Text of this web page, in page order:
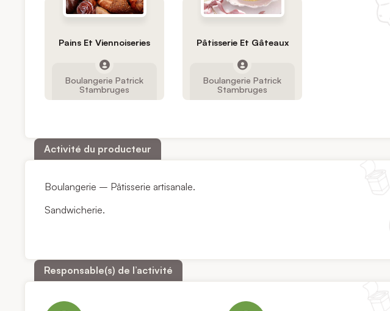
Pains Et Viennoiseries
Boulangerie Patrick
Stambruges
Pâtisserie Et Gâteaux
Boulangerie Patrick
Stambruges
Activité du producteur
Boulangerie – Pâtisserie artisanale.
Sandwicherie.
Responsable(s) de l’activité